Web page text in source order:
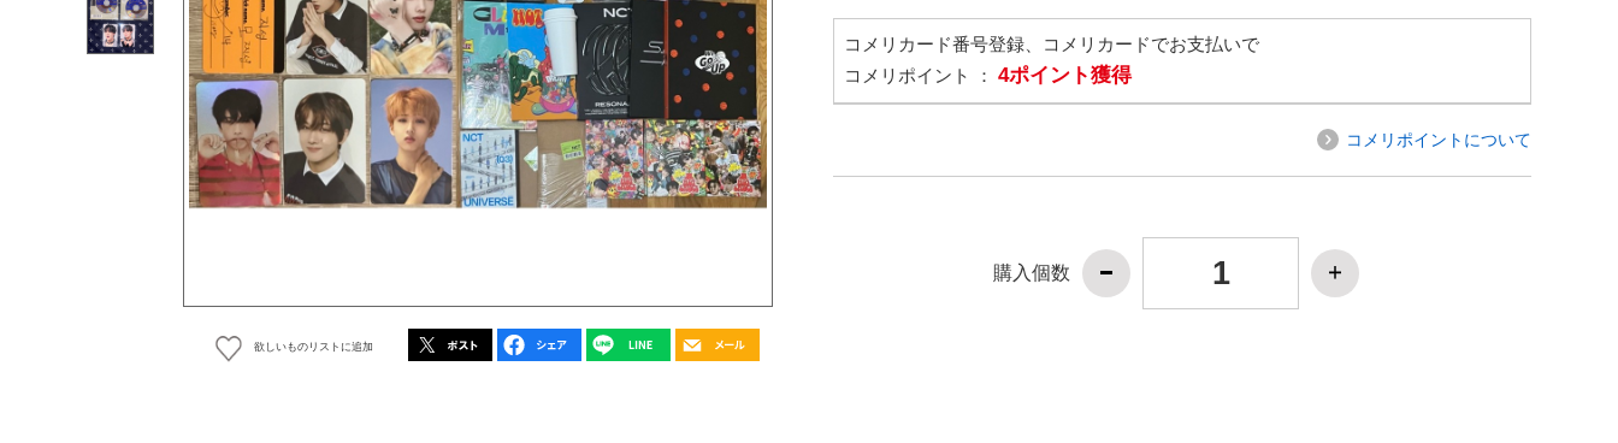
欲しいものリストに追加
コメリカード番号登録、コメリカードでお支払いで
コメリポイント ： 4ポイント獲得
コメリポイントについて
購入個数